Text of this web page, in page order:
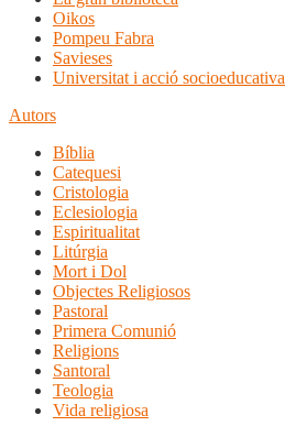
Oikos
Pompeu Fabra
Savieses
Universitat i acció socioeducativa
Autors
Bíblia
Catequesi
Cristologia
Eclesiologia
Espiritualitat
Litúrgia
Mort i Dol
Objectes Religiosos
Pastoral
Primera Comunió
Religions
Santoral
Teologia
Vida religiosa